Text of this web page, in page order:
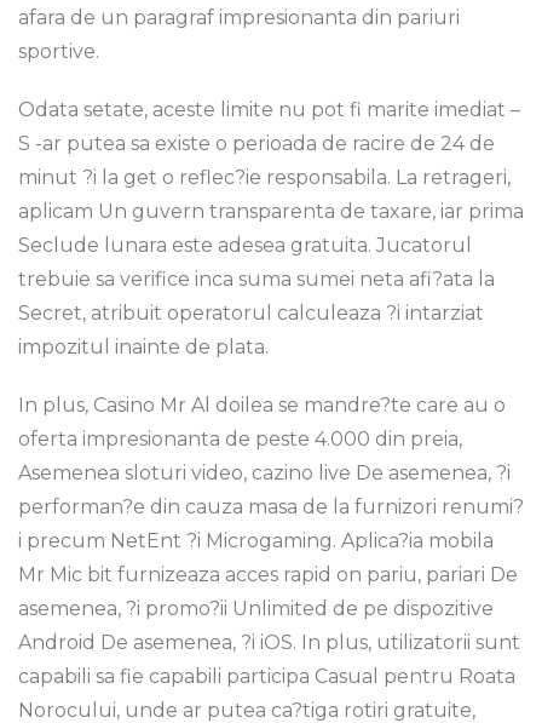
afara de un paragraf impresionanta din pariuri
sportive.
Odata setate, aceste limite nu pot fi marite imediat –
S -ar putea sa existe o perioada de racire de 24 de
minut ?i la get o reflec?ie responsabila. La retrageri,
aplicam Un guvern transparenta de taxare, iar prima
Seclude lunara este adesea gratuita. Jucatorul
trebuie sa verifice inca suma sumei neta afi?ata la
Secret, atribuit operatorul calculeaza ?i intarziat
impozitul inainte de plata.
In plus, Casino Mr Al doilea se mandre?te care au o
oferta impresionanta de peste 4.000 din preia,
Asemenea sloturi video, cazino live De asemenea, ?i
performan?e din cauza masa de la furnizori renumi?
i precum NetEnt ?i Microgaming. Aplica?ia mobila
Mr Mic bit furnizeaza acces rapid on pariu, pariari De
asemenea, ?i promo?ii Unlimited de pe dispozitive
Android De asemenea, ?i iOS. In plus, utilizatorii sunt
capabili sa fie capabili participa Casual pentru Roata
Norocului, unde ar putea ca?tiga rotiri gratuite,